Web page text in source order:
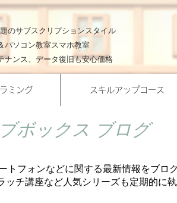
のサブスクリプションスタイル
パソコン教室スマホ教室
ナンス、データ復旧も安心価格
ミング スキルアップコース
ボックス ブログ
トフォンなどに関する最新情報をブロ
ッチ講座など人気シリーズも定期的に